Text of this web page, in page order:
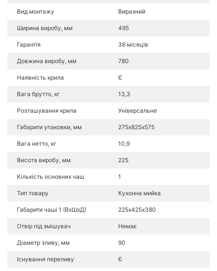
Вид монтажу Виразний
Ширина виробу, мм 495
Гарантія 36 місяців
Довжина виробу, мм 780
Наявність крила Є
Вага брутто, кг 13,3
Розташування крила Універсальне
Габарити упаковки, мм 275х825х575
Вага нетто, кг 10,9
Висота виробу, мм 225
Кількість основних чаш 1
Тип товару Кухонна мийка
Габарити чаші 1 (ВхШхД) 225х425х380
Отвір під змішувач Немає
Діаметр зливу, мм 90
Існування переливу Є